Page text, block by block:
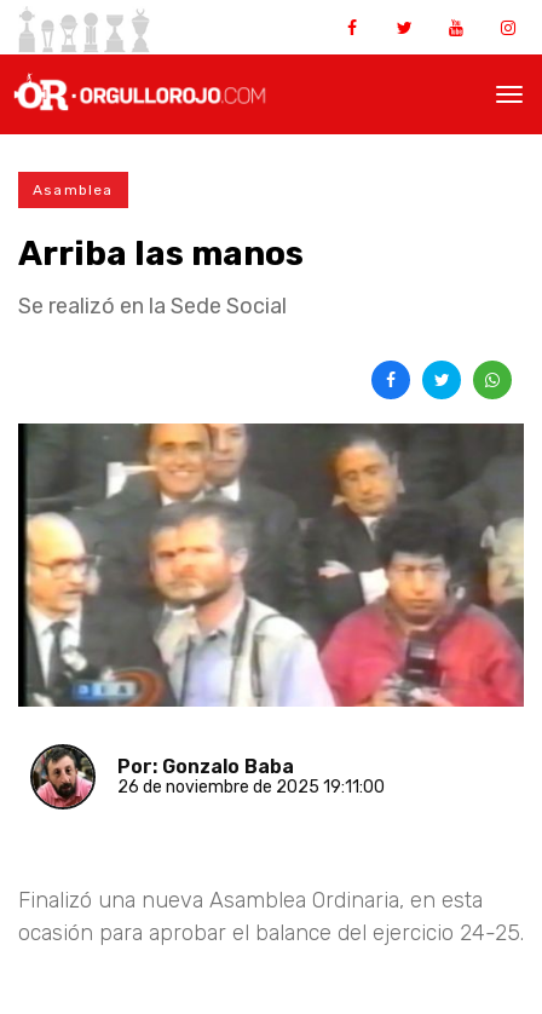
Asamblea
Arriba las manos
Se realizó en la Sede Social
Por: Gonzalo Baba
26 de noviembre de 2025 19:11:00
Finalizó una nueva Asamblea Ordinaria, en esta
ocasión para aprobar el balance del ejercicio 24-25.